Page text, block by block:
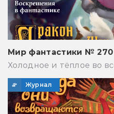
Мир фантастики № 270
Холодное и тёплое во
Журнал